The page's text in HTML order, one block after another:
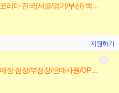
[DAMIANI]명품 주얼리 다미아니 코리아 전국(서울/경기/부산) 백화점 부점장/판매사원 채용
지원하기
[리치몬트코리아] 브랜드별 전국 매장 점장/부점장/판매사원/OP 채용(까르띠에,반클리프,알라이아)